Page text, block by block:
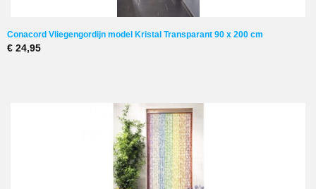
Conacord Vliegengordijn model Kristal Transparant 90 x 200 cm
€ 24,95